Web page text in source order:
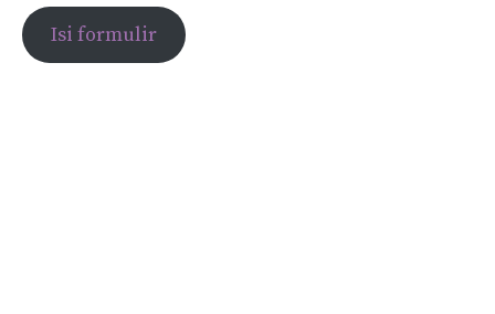
Isi formulir